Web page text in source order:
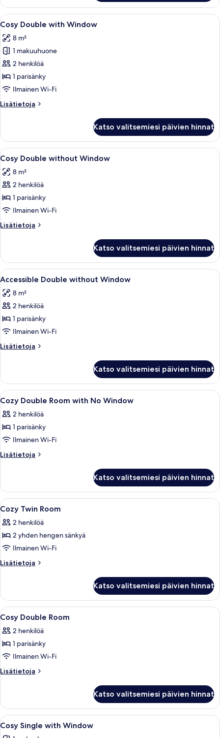
with
Window
Avaa
kaikki
huonetyypin
Cosy
Double
with
Window
Moderni hotellihuone, jossa on
8
Cosy Double with Window
8 m²
1 makuuhuone
2 henkilöä
1 parisänky
Ilmainen Wi-Fi
Lisätietoja
Lisätietoja
with
Window
Katso valitsemiesi päivien hinnat
Avaa
kaikki
huonetyypin
Cosy
Double
without
Window
kuvat
Moderni hotellihuone, jossa on
5
Cosy Double without Window
8 m²
2 henkilöä
1 parisänky
Ilmainen Wi-Fi
Lisätietoja
Lisätietoja
without
Window
Katso valitsemiesi päivien hinnat
Avaa
kaikki
huonetyypin
Accessible
Double
without
Window
kuvat
Moderni hotellihuone, jossa on
5
Accessible Double without Window
8 m²
2 henkilöä
1 parisänky
Ilmainen Wi-Fi
Lisätietoja
Lisätietoja
without
Window
Katso valitsemiesi päivien hinnat
Avaa
kaikki
huonetyypin
Cozy
Double
Room
Window
kuvat
Tallelokero huoneessa, työpöytä,
7
Cozy Double Room with No Window
2 henkilöä
1 parisänky
Ilmainen Wi-Fi
Lisätietoja
Lisätietoja
Room
with
No
Window
Katso valitsemiesi päivien hinnat
Avaa
kaikki
huonetyypin
Cozy
Twin
Room
Tallelokero huoneessa, työpöytä,
4
Cozy Twin Room
2 henkilöä
2 yhden hengen sänkyä
Ilmainen Wi-Fi
Lisätietoja
Lisätietoja
Room
Katso valitsemiesi päivien hinnat
Avaa
kaikki
huonetyypin
Cosy
Double
Room
Tallelokero huoneessa, työpöytä,
5
Cosy Double Room
2 henkilöä
1 parisänky
Ilmainen Wi-Fi
Lisätietoja
Lisätietoja
Room
Katso valitsemiesi päivien hinnat
Avaa
kaikki
Moderni hotellihuone, jossa on suuri
6
Cosy Single with Window